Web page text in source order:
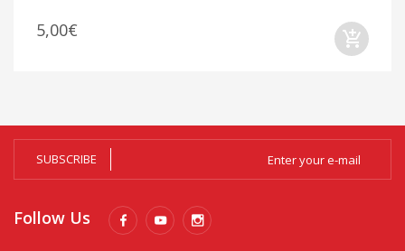
5,00€
SUBSCRIBE
Follow Us